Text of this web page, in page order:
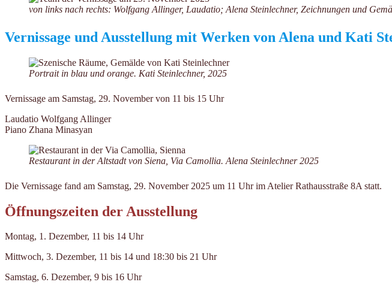
von links nach rechts: Wolfgang Allinger, Laudatio; Alena Steinlechner, Zeichnungen und
Vernissage und Ausstellung mit Werken von Alena und Kati
Portrait in blau und orange. Kati Steinlechner, 2025
Vernissage am Samstag, 29. November von 11 bis 15 Uhr
Laudatio Wolfgang Allinger
Piano Zhana Minasyan
Restaurant in der Altstadt von Siena, Via Camollia. Alena Steinlechner 2025
Die Vernissage fand am Samstag, 29. November 2025 um 11 Uhr im Atelier Rathausstraße 8A statt.
Öffnungszeiten der Ausstellung
Montag, 1. Dezember, 11 bis 14 Uhr
Mittwoch, 3. Dezember, 11 bis 14 und 18:30 bis 21 Uhr
Samstag, 6. Dezember, 9 bis 16 Uhr